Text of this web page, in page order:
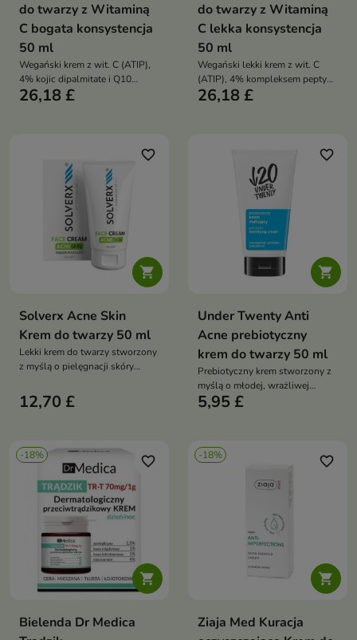
do twarzy z Witaminą
C bogata konsystencja
50 ml
Wegański krem z wit. C (ATIP),
4% kojic dipalmitate i Q10
odżywia, rozjaśnia i wygładza
26,18 £
do twarzy z Witaminą
C lekka konsystencja
50 ml
Wegański lekki krem z wit. C
(ATIP), 4% kompleksem peptydu
rozjaśniającego i adenozyną
26,18 £

favorite_border
Solverx Acne Skin
Krem do twarzy 50 ml
Lekki krem do twarzy stworzony
z myślą o pielęgnacji skóry
12,70 £

favorite_border
Under Twenty Anti
Acne prebiotyczny
krem do twarzy 50 ml
Prebiotyczny krem stworzony z
myślą o młodej, wrażliwej
skórze
5,95 £
-18%

favorite_border
Bielenda Dr Medica
-18%

favorite_border
Ziaja Med Kuracja